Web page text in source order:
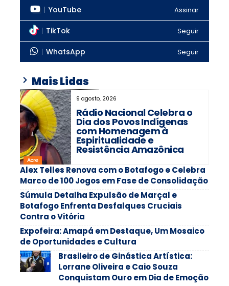
YouTube Assinar
TikTok Seguir
WhatsApp Seguir
Mais Lidas
9 agosto, 2026
Rádio Nacional Celebra o
Dia dos Povos Indígenas
com Homenagem à
Espiritualidade e
Resistência Amazônica
Acre
Alex Telles Renova com o Botafogo e Celebra
Marco de 100 Jogos em Fase de Consolidação
Súmula Detalha Expulsão de Marçal e
Botafogo Enfrenta Desfalques Cruciais
Contra o Vitória
Expofeira: Amapá em Destaque, Um Mosaico
de Oportunidades e Cultura
Brasileiro de Ginástica Artística:
Lorrane Oliveira e Caio Souza
Conquistam Ouro em Dia de Emoção